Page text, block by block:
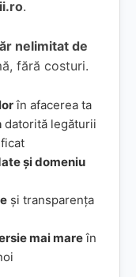
.
nelimitat de
fără costuri.
în afacerea ta
datorită legăturii
și domeniu
și transparența
mai mareîn